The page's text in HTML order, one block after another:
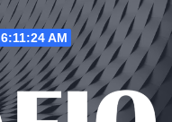
6:11:25 AM